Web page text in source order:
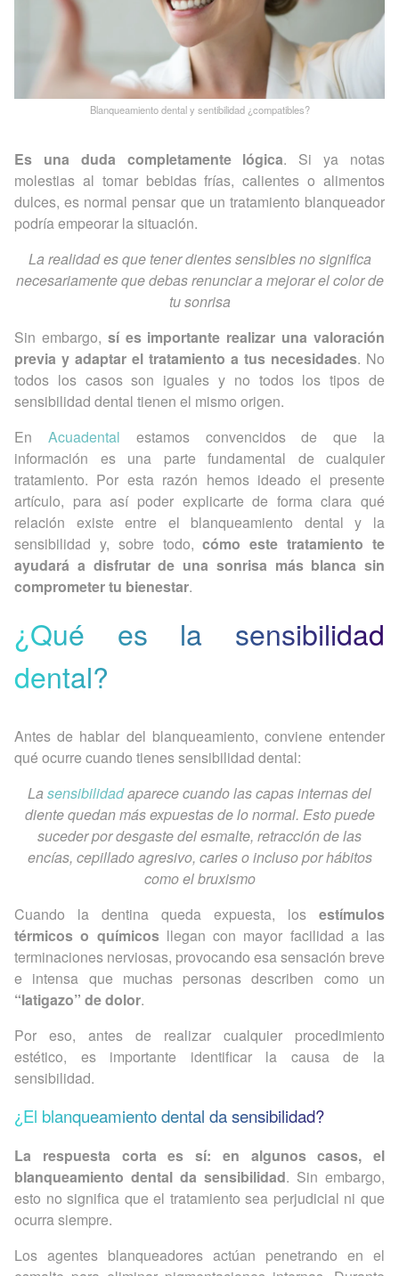
Blanqueamiento dental y sentibilidad ¿compatibles?
Es una duda completamente lógica. Si ya notas
molestias al tomar bebidas frías, calientes o alimentos
dulces, es normal pensar que un tratamiento blanqueador
podría empeorar la situación.
La realidad es que tener dientes sensibles no significa
necesariamente que debas renunciar a mejorar el color de
tu sonrisa
Sin embargo, sí es importante realizar una valoración
previa y adaptar el tratamiento a tus necesidades. No
todos los casos son iguales y no todos los tipos de
sensibilidad dental tienen el mismo origen.
En Acuadental estamos convencidos de que la
información es una parte fundamental de cualquier
tratamiento. Por esta razón hemos ideado el presente
artículo, para así poder explicarte de forma clara qué
relación existe entre el blanqueamiento dental y la
sensibilidad y, sobre todo,cómo este tratamiento te
ayudará a disfrutar de una sonrisa más blanca sin
comprometer tu bienestar.
¿Qué es la sensibilidad
dental?
Antes de hablar del blanqueamiento, conviene entender
qué ocurre cuando tienes sensibilidad dental:
La sensibilidadaparece cuando las capas internas del
diente quedan más expuestas de lo normal. Esto puede
suceder por desgaste del esmalte, retracción de las
encías, cepillado agresivo, caries o incluso por hábitos
como el bruxismo
Cuando la dentina queda expuesta, los estímulos
térmicos o químicosllegan con mayor facilidad a las
terminaciones nerviosas, provocando esa sensación breve
e intensa que muchas personas describen como un
“latigazo” de dolor.
Por eso, antes de realizar cualquier procedimiento
estético, es importante identificar la causa de la
sensibilidad.
¿El blanqueamiento dental da sensibilidad?
La respuesta corta es sí: en algunos casos, el
blanqueamiento dental da sensibilidad. Sin embargo,
esto no significa que el tratamiento sea perjudicial ni que
ocurra siempre.
Los agentes blanqueadores actúan penetrando en el